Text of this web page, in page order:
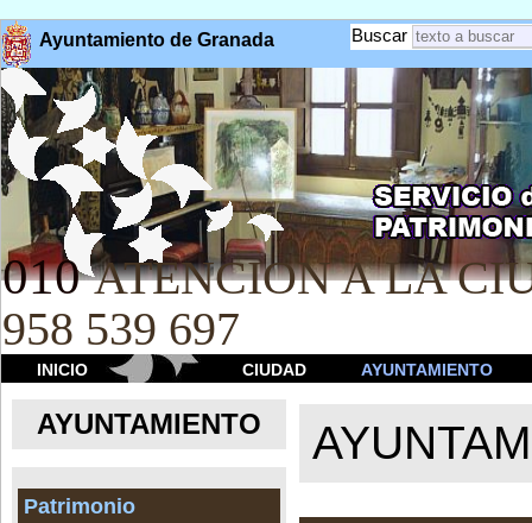
Ayuntamiento de Granada Buscar
010 ATENCION A LA
958 539 697
INICIO CIUDAD AYUNTAMIENTO
AYUNTAMIENTO
Patrimonio